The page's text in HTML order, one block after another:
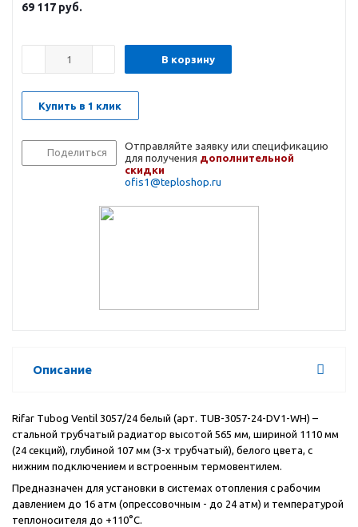
69 117 руб.
В корзину
Купить в 1 клик
Поделиться
Отправляйте заявку или спецификацию
для получения дополнительной
скидки
ofis1@teploshop.ru
Описание
Rifar Tubog Ventil 3057/24 белый (арт. TUB-3057-24-DV1-WH) –
стальной трубчатый радиатор высотой 565 мм, шириной 1110 мм
(24 секций), глубиной 107 мм (3-х трубчатый), белого цвета, с
нижним подключением и встроенным термовентилем.
Предназначен для установки в системах отопления с рабочим
давлением до 16 атм (опрессовочным - до 24 атм) и температурой
теплоносителя до +110°С.